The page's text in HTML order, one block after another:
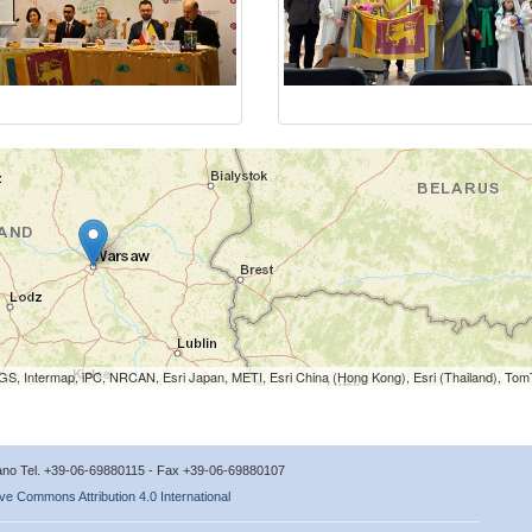
Intermap, iPC, NRCAN, Esri Japan, METI, Esri China (Hong Kong), Esri (Thailand),
Tel. +39-06-69880115 - Fax +39-06-69880107
Commons Attribution 4.0 International